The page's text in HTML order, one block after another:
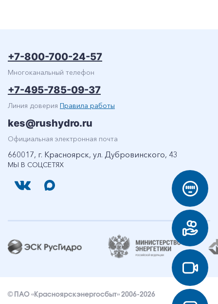
МЫ В СОЦСЕТЯХ
+7-800-700-24-57
Многоканальный телефон
+7-495-785-09-37
Линия доверия Правила работы
kes@rushydro.ru
Официальная электронная почта
660017, г. Красноярск, ул. Дубровинского, 43
© ПАО «Красноярскэнергосбыт» 2006-2026